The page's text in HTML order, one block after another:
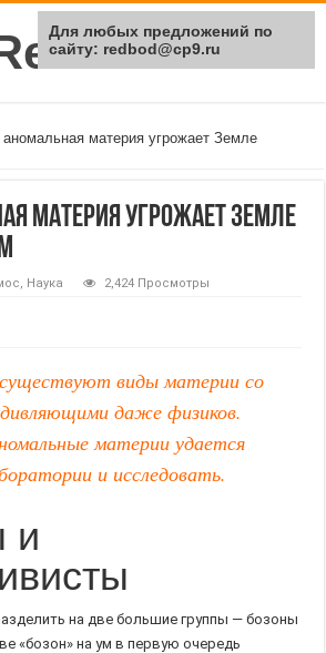
Red
аномальная материя угрожает Земле
материя угрожает Земле
, Наука 2,424 Просмотры
виды материи со
даже физиков.
материи удается
и исследовать.
и
на две большие группы — бозоны
«бозон» на ум в первую очередь
Для любых предложений по
сайту: redbod@cp9.ru